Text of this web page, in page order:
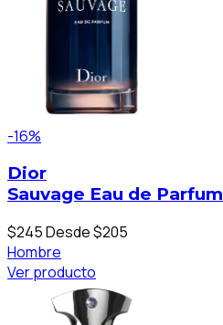
-16%
Dior
Sauvage Eau de Parfum
$245Desde $205
Hombre
Ver producto